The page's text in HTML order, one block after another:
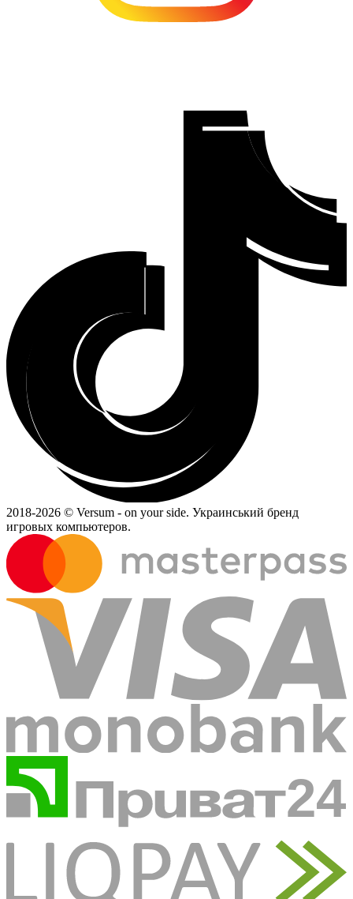
2018-2026 © Versum - on your side. Украинський бренд
игровых компьютеров.